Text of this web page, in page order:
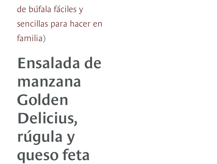
de búfala fáciles y
sencillas para hacer en
familia)
Ensalada de
manzana
Golden
Delicius,
rúgula y
queso feta